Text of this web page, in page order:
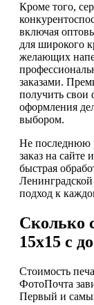
Кроме того,
включая
для широкого
желающих
заказами.
получить свои
оформления
выбором.
Не последнюю
заказ на сайте
быстрая
подход к
Сколько
15х15 с
Стоимость
ФотоПочта
Первый и